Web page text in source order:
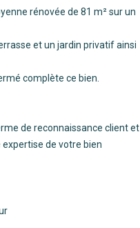
rénovée de 81 m² sur un
et un jardin privatif ainsi
complète ce bien.
de reconnaissance client et
de votre bien